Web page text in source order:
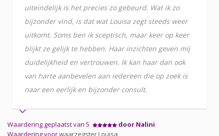
uiteindelijk is het precies zo gebeurd. Wat ik zo
bijzonder vind, is dat wat Louisa zegt steeds weer
uitkomt. Soms ben ik sceptisch, maar keer op keer
blijkt ze gelijk te hebben. Haar inzichten geven mij
duidelijkheid en vertrouwen. Ik kan haar dan ook
van harte aanbevelen aan iedereen die op zoek is
naar een eerlijk en bijzonder consult.
Waardering geplaatst van 5
door Nalini
Waardering voorwaarzegster Louisa